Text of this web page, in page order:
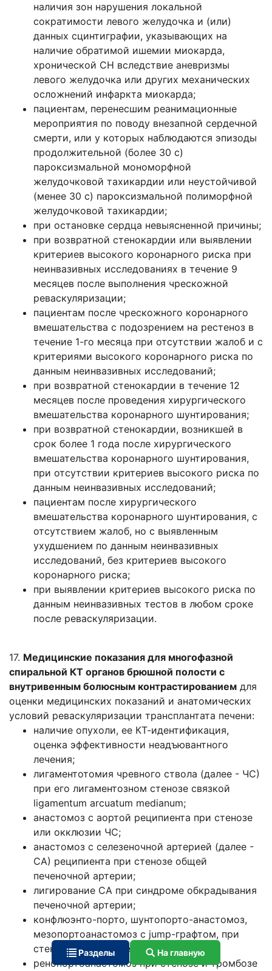
наличия зон нарушения локальной
сократимости левого желудочка и (или)
данных сцинтиграфии, указывающих на
наличие обратимой ишемии миокарда,
хронической СН вследствие аневризмы
левого желудочка или других механических
осложнений инфаркта миокарда;
пациентам, перенесшим реанимационные
мероприятия по поводу внезапной сердечной
смерти, или у которых наблюдаются эпизоды
продолжительной (более 30 с)
пароксизмальной мономорфной
желудочковой тахикардии или неустойчивой
(менее 30 с) пароксизмальной полиморфной
желудочковой тахикардии;
при остановке сердца невыясненной причины;
при возвратной стенокардии или выявлении
критериев высокого коронарного риска при
неинвазивных исследованиях в течение 9
месяцев после выполнения чрескожной
реваскуляризации;
пациентам после чрескожного коронарного
вмешательства с подозрением на рестеноз в
течение 1-го месяца при отсутствии жалоб и с
критериями высокого коронарного риска по
данным неинвазивных исследований;
при возвратной стенокардии в течение 12
месяцев после проведения хирургического
вмешательства коронарного шунтирования;
при возвратной стенокардии, возникшей в
срок более 1 года после хирургического
вмешательства коронарного шунтирования,
при отсутствии критериев высокого риска по
данным неинвазивных исследований;
пациентам после хирургического
вмешательства коронарного шунтирования, с
отсутствием жалоб, но с выявленным
ухудшением по данным неинвазивных
исследований, без критериев высокого
коронарного риска;
при выявлении критериев высокого риска по
данным неинвазивных тестов в любом сроке
после реваскуляризации.
17. Медицинские показания для многофазной
спиральной КТ органов брюшной полости с
внутривенным болюсным контрастированием для
оценки медицинских показаний и анатомических
условий реваскуляризации трансплантата печени:
наличие опухоли, ее КТ-идентификация,
оценка эффективности неадъювантного
лечения;
лигаментотомия чревного ствола (далее - ЧС)
при его лигаментозном стенозе связкой
ligamentum arcuatum medianum;
анастомоз с аортой реципиента при стенозе
или окклюзии ЧС;
анастомоз с селезеночной артерией (далее -
СА) реципиента при стенозе общей
печеночной артерии;
лигирование СА при синдроме обкрадывания
печеночной артерии;
конфлюэнто-порто, шунтопорто-анастомоз,
мезопортоанастомоз с jump-графтом, при
стенозе и тромбозе ВВ;
ренопортоанастомоз при стенозе и тромбозе
Разделы На главную